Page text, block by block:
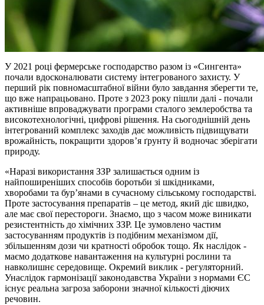
У 2021 році фермерське господарство разом із «Сингента»
почали вдосконалювати систему інтегрованого захисту. У
перший рік повномасштабної війни було завдання зберегти те,
що вже напрацьовано. Проте з 2023 року пішли далі - почали
активніше впроваджувати програми сталого землеробства та
високотехнологічні, цифрові рішення. На сьогоднішній день
інтегрований комплекс заходів дає можливість підвищувати
врожайність, покращити здоров’я ґрунту й водночас зберігати
природу.
«Наразі використання ЗЗР залишається одним із
найпоширеніших способів боротьби зі шкідниками,
хворобами та бур’янами в сучасному сільському господарстві.
Проте застосування препаратів – це метод, який діє швидко,
але має свої перестороги. Знаємо, що з часом може виникати
резистентність до хімічних ЗЗР. Це зумовлено частим
застосуванням продуктів із подібним механізмом дії,
збільшенням дози чи кратності обробок тощо. Як наслідок -
маємо додаткове навантаження на культурні рослини та
навколишнє середовище. Окремий виклик - регуляторний.
Унаслідок гармонізації законодавства України з нормами ЄС
існує реальна загроза заборони значної кількості діючих
речовин.